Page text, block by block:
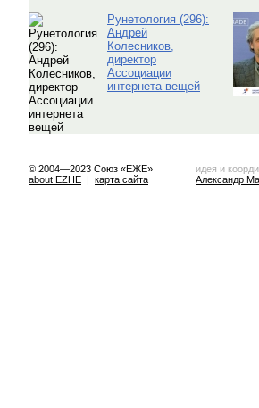
Рунетология (296):
Андрей
Колесников,
директор
Ассоциации
интернета вещей
© 2004—2023 Союз «ЕЖЕ»
about EZHE | карта сайта
идея и
Александр